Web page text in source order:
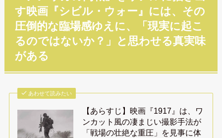
す映画『シビル・ウォー』には、その
圧倒的な臨場感ゆえに、「現実に起こ
るのではないか？」と思わせる真実味
がある
あわせて読みたい
【あらすじ】映画『1917』は、ワ
ンカット風の凄まじい撮影手法が
「戦場の壮絶な重圧」を見事に体